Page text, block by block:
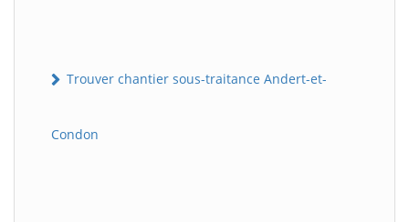
Trouver chantier sous-traitance Andert-et-
Condon